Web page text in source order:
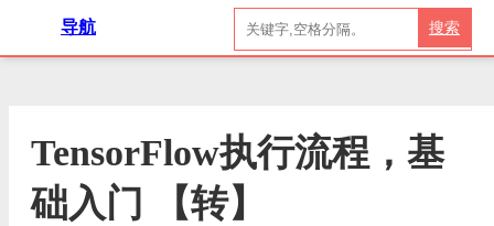
导航 搜索
TensorFlow执行流程，基
础入门 【转】